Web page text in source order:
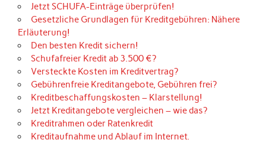
Jetzt SCHUFA-Einträge überprüfen!
Gesetzliche Grundlagen für Kreditgebühren: Nähere
Erläuterung!
Den besten Kredit sichern!
Schufafreier Kredit ab 3.500 €?
Versteckte Kosten im Kreditvertrag?
Gebührenfreie Kreditangebote, Gebühren frei?
Kreditbeschaffungskosten – Klarstellung!
Jetzt Kreditangebote vergleichen – wie das?
Kreditrahmen oder Ratenkredit
Kreditaufnahme und Ablauf im Internet.